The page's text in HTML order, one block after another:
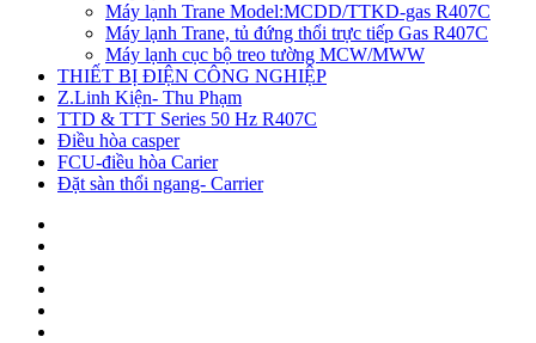
Máy lạnh Trane Model:MCDD/TTKD-gas R407C
Máy lạnh Trane, tủ đứng thổi trực tiếp Gas R407C
Máy lạnh cục bộ treo tường MCW/MWW
THIẾT BỊ ĐIỆN CÔNG NGHIỆP
Z.Linh Kiện- Thu Phạm
TTD & TTT Series 50 Hz R407C
Điều hòa casper
FCU-điều hòa Carier
Đặt sàn thổi ngang- Carrier